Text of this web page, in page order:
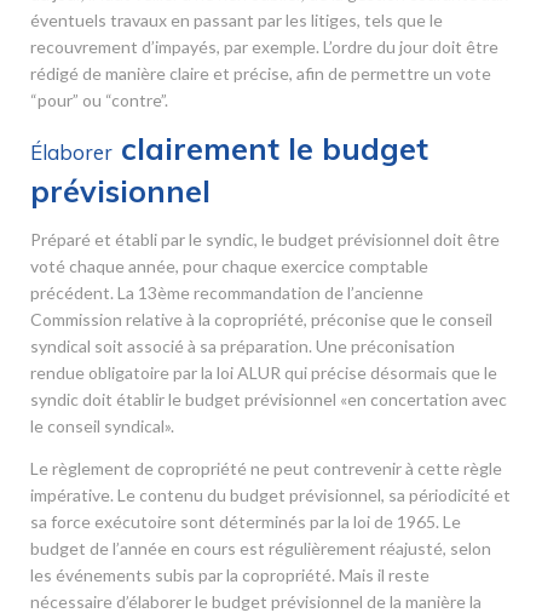
éventuels travaux en passant par les litiges, tels que le
recouvrement d’impayés, par exemple. L’ordre du jour doit être
rédigé de manière claire et précise, afin de permettre un vote
“pour” ou “contre”.
Élaborer clairement le budget
prévisionnel
Préparé et établi par le syndic, le budget prévisionnel doit être
voté chaque année, pour chaque exercice comptable
précédent. La 13ème recommandation de l’ancienne
Commission relative à la copropriété, préconise que le conseil
syndical soit associé à sa préparation. Une préconisation
rendue obligatoire par la loi ALUR qui précise désormais que le
syndic doit établir le budget prévisionnel «en concertation avec
le conseil syndical».
Le règlement de copropriété ne peut contrevenir à cette règle
impérative. Le contenu du budget prévisionnel, sa périodicité et
sa force exécutoire sont déterminés par la loi de 1965. Le
budget de l’année en cours est régulièrement réajusté, selon
les événements subis par la copropriété. Mais il reste
nécessaire d’élaborer le budget prévisionnel de la manière la